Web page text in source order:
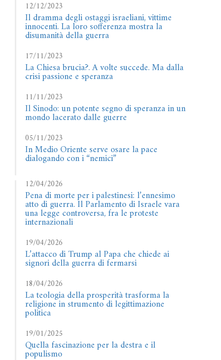
12/12/2023
Il dramma degli ostaggi israeliani, vittime
innocenti. La loro sofferenza mostra la
disumanità della guerra
17/11/2023
La Chiesa brucia?. A volte succede. Ma dalla
crisi passione e speranza
11/11/2023
Il Sinodo: un potente segno di speranza in un
mondo lacerato dalle guerre
05/11/2023
In Medio Oriente serve osare la pace
dialogando con i “nemici”
12/04/2026
Pena di morte per i palestinesi: l’ennesimo
atto di guerra. Il Parlamento di Israele vara
una legge controversa, fra le proteste
internazionali
19/04/2026
L’attacco di Trump al Papa che chiede ai
signori della guerra di fermarsi
18/04/2026
La teologia della prosperità trasforma la
religione in strumento di legittimazione
politica
19/01/2025
Quella fascinazione per la destra e il
populismo